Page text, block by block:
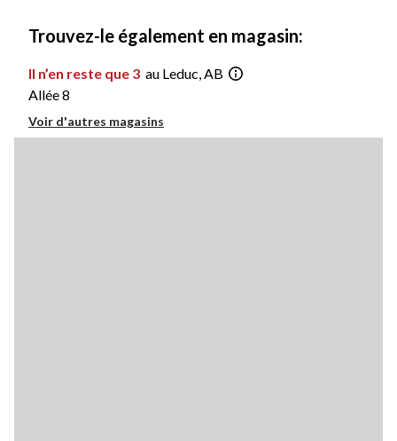
Trouvez-le également en magasin:
Il n’en reste que 3 au Leduc, AB
Allée 8
Voir d'autres magasins